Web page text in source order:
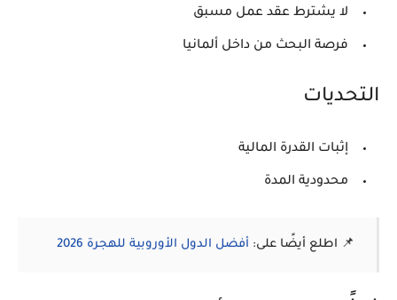
لا يشترط عقد عمل مسبق
فرصة البحث من داخل ألمانيا
التحديات
إثبات القدرة المالية
محدودية المدة
📌 اطلع أيضًا على: أفضل الدول الأوروبية للهجرة 2026